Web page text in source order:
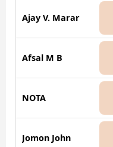
Ajay V. Marar
Afsal M B
NOTA
Jomon John